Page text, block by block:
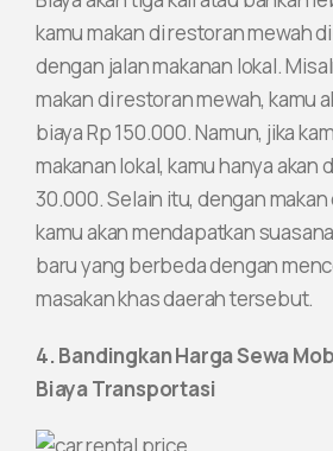
kamu makan di restoran mewah
dengan jalan makanan lokal.
makan di restoran mewah, kamu
biaya Rp 150.000. Namun, jika
makanan lokal, kamu hanya akan
30.000. Selain itu, dengan makan
kamu akan mendapatkan
baru yang berbeda dengan
masakan khas daerah tersebut.
4. Bandingkan Harga Sewa
Biaya Transportasi